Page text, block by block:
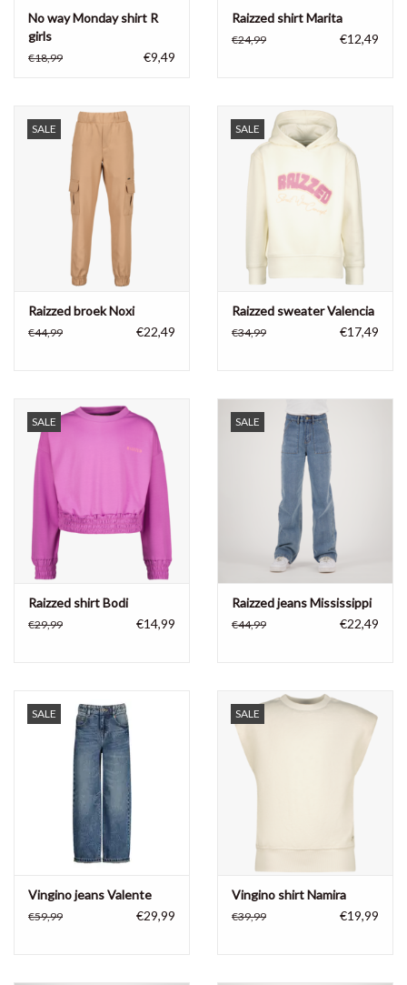
No way Monday shirt R
girls
€18,99 €9,49
Raizzed shirt Marita
€24,99 €12,49
SALE
Raizzed broek Noxi
€44,99 €22,49
SALE
Raizzed sweater Valencia
€34,99 €17,49
SALE
Raizzed shirt Bodi
€29,99 €14,99
SALE
Raizzed jeans Mississippi
€44,99 €22,49
SALE
Vingino jeans Valente
€59,99 €29,99
SALE
Vingino shirt Namira
€39,99 €19,99